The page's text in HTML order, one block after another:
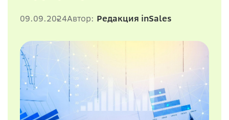
09.09.2024Автор: Редакция inSales